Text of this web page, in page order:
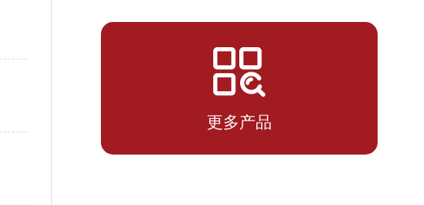
0.5955
更多产品